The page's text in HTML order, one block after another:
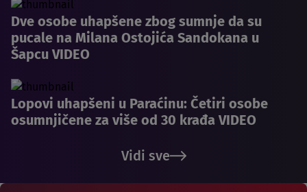
Dve osobe uhapšene zbog sumnje da su
pucale na Milana Ostojića Sandokana u
Šapcu VIDEO
Lopovi uhapšeni u Paraćinu: Četiri osobe
osumnjičene za više od 30 krađa VIDEO
Vidi sve